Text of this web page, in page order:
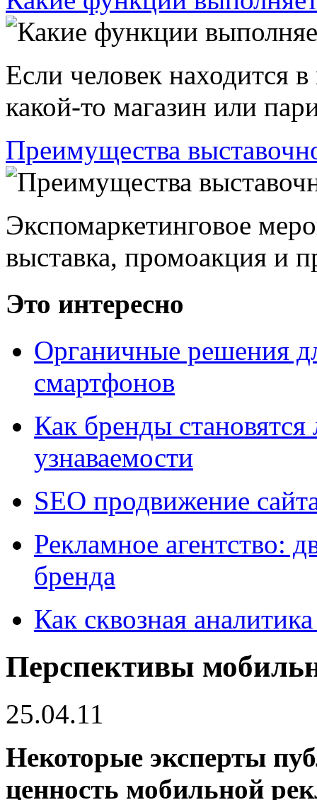
Если человек находится
какой-то магазин или
Преимущества
Экспомаркетинговое
выставка, промоакция и
Это интересно
Органичные решения
смартфонов
Как бренды
узнаваемости
SEO продвижение
Рекламное агентство:
бренда
Как сквозная
Перспективы
25.04.11
Некоторые эксперты
ценность мобильной